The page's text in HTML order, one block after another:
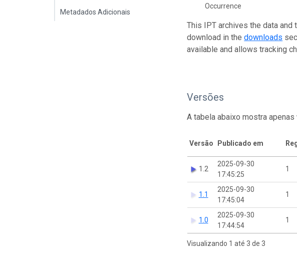
Metadados Adicionais
Occurrence
This IPT archives the data and
download in thedownloads
available and allows tracking
Versões
A tabela abaixo mostra
Versão Publicado em
1.2
2025-09-30
17:45:25
1
1.1
2025-09-30
17:45:04
1
1.0
2025-09-30
17:44:54
1
Visualizando 1 até 3 de 3